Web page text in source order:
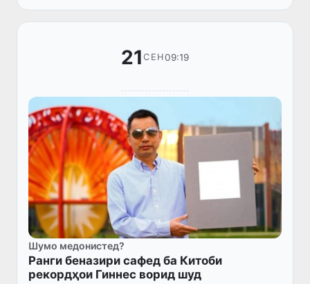
даст додаанд,...
21СЕН09:19
Шумо медонистед?
Ранги беназири сафед ба Китоби
рекордҳои Гиннес ворид шуд